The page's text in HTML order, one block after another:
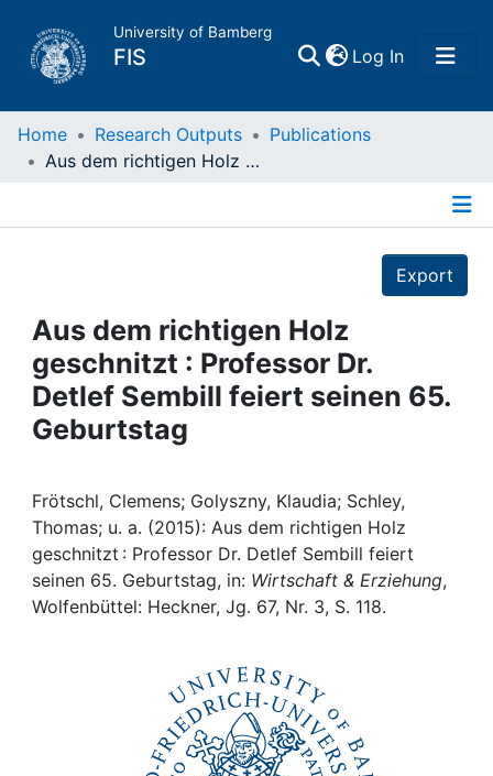
University of Bamberg
FIS Log In(current)
Home
Projects
People
Institutions
Awards
My FIS
Help
Home Research Outputs
Publications
Aus dem richtigen Holz geschnitzt : Professor Dr. Detlef Sembill feiert seinen 65. Geburtstag
Export
Aus dem richtigen Holz
geschnitzt : Professor Dr.
Detlef Sembill feiert seinen 65.
Geburtstag
Frötschl, Clemens; Golyszny, Klaudia; Schley,
Thomas; u. a. (2015): Aus dem richtigen Holz
geschnitzt : Professor Dr. Detlef Sembill feiert
seinen 65. Geburtstag, in: Wirtschaft & Erziehung,
Wolfenbüttel: Heckner, Jg. 67, Nr. 3, S. 118.